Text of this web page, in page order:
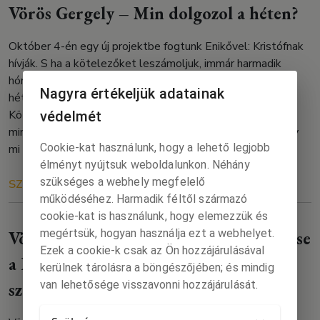
Vörös Gergely – Min dolgozol a héten?
Október 4-én egy új projektbe fogtunk Enikővel: Kristófnak
hívják. S ha a kötelezőket leszámoljuk, immár harmadik
hónapja a vele való törődés írja körbe napjainkat. Ezen a
héten a hasfájással és a fogzás első jeleivel szenvedünk.
Közben fejleszteni próbáljuk: a magas kontrasztú
mintázatok már gyakran unalmasak, de mire rájövünk, hogy
mi köti le még jobban, megint […]
SZÖVEGRÓLUNK2023. 01. 09.
Vörös Gergely Ismeretlen katona c. verse
a Kalligram nyári, háborúellenes
számában
Nagyra értékeljük adatainak
védelmét
Cookie-kat használunk, hogy a lehető legjobb
élményt nyújtsuk weboldalunkon. Néhány
szükséges a webhely megfelelő
működéséhez. Harmadik féltől származó
cookie-kat is használunk, hogy elemezzük és
megértsük, hogyan használja ezt a webhelyet.
Ezek a cookie-k csak az Ön hozzájárulásával
kerülnek tárolásra a böngészőjében; és mindig
van lehetősége visszavonni hozzájárulását.